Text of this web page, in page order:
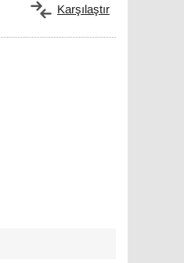
Karşılaştır